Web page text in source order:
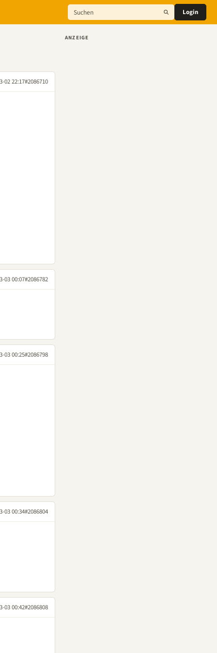
Login
02 22:17#2086710
03 00:07#2086782
03 00:25#2086798
03 00:34#2086804
03 00:42#2086808
ANZEIGE